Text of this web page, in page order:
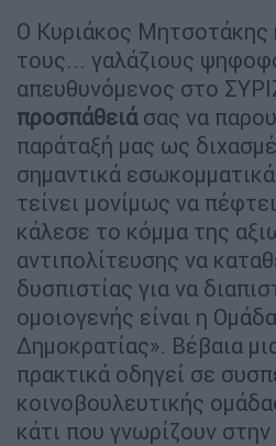
Ο Κυριάκος Μητσοτάκης
τους... γαλάζιους
απευθυνόμενος στο
προσπάθειάσας να
παράταξή μας ως
σημαντικά
τείνει μονίμως να
κάλεσε το κόμμα της
αντιπολίτευσης να
δυσπιστίας για να
ομοιογενής είναι η
Δημοκρατίας». Βέβαια
πρακτικά οδηγεί σε
κοινοβουλευτικής
κάτι που γνωρίζουν στην